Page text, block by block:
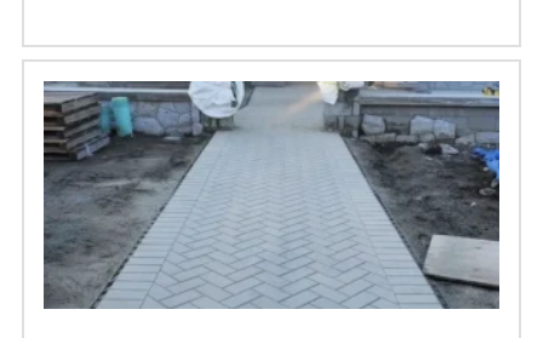
موزاییک‌کاری در یزد؛ نکات اجرا در آب‌وهوای گرم و
خشک
اگر در یزد زندگی کرده باشید یا حتی یک‌بار از این شهر بازدید کرده
باشید، می‌دانید که آفتاب اینجا شوخی …